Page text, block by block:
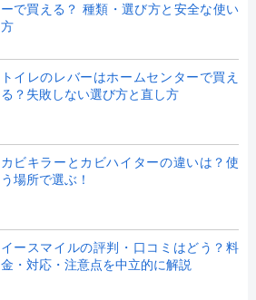
ーで買える？ 種類・選び方と安全な使い
方
トイレのレバーはホームセンターで買え
る？失敗しない選び方と直し方
カビキラーとカビハイターの違いは？使
う場所で選ぶ！
イースマイルの評判・口コミはどう？料
金・対応・注意点を中立的に解説